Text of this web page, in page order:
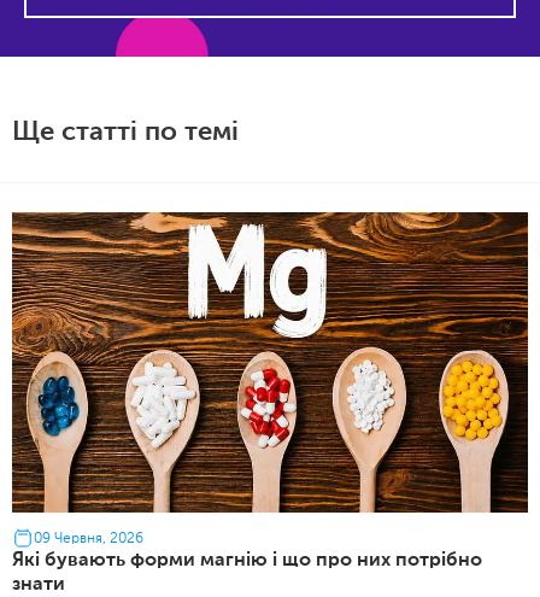
Ще статті по темі
09 Червня, 2026
Які бувають форми магнію і що про них потрібно
знати